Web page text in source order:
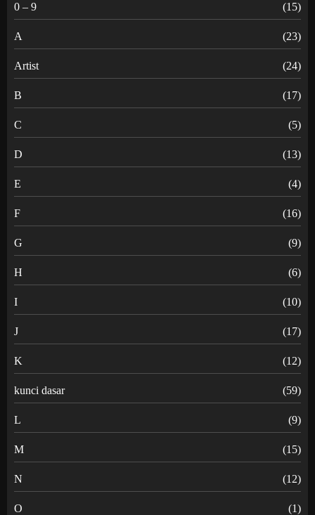
0 – 9 (15)
A (23)
Artist (24)
B (17)
C (5)
D (13)
E (4)
F (16)
G (9)
H (6)
I (10)
J (17)
K (12)
kunci dasar (59)
L (9)
M (15)
N (12)
O (1)